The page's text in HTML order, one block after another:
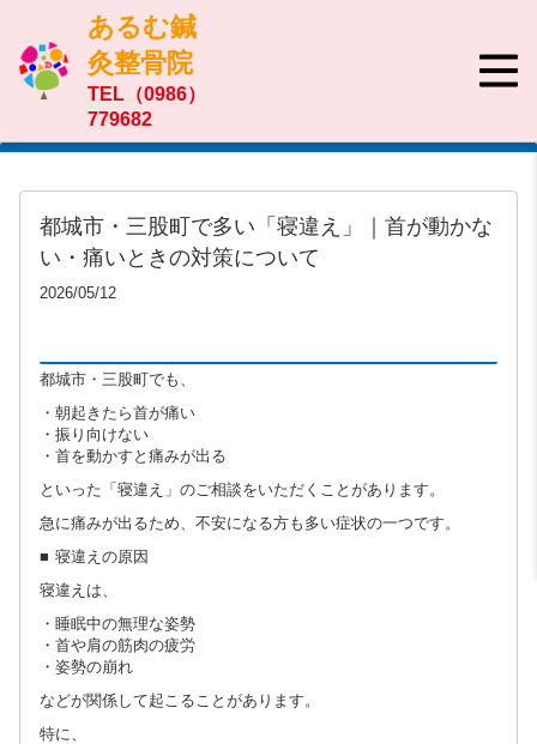
あるむ鍼
灸整骨院
TEL（0986）
779682
都城市・三股町で多い「寝違え」｜首が動かな
い・痛いときの対策について
2026/05/12
都城市・三股町でも、
・朝起きたら首が痛い
・振り向けない
・首を動かすと痛みが出る
といった「寝違え」のご相談をいただくことがあります。
急に痛みが出るため、不安になる方も多い症状の一つです。
■ 寝違えの原因
寝違えは、
・睡眠中の無理な姿勢
・首や肩の筋肉の疲労
・姿勢の崩れ
などが関係して起こることがあります。
特に、